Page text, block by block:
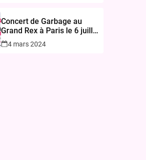
Concert de Garbage au
Grand Rex à Paris le 6 juillet
20244 mars 2024